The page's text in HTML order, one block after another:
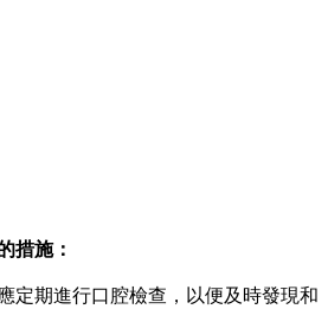
施：
期進行口腔檢查，以便及時發現和